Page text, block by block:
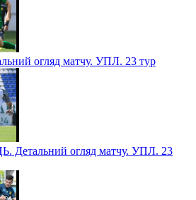
огляд матчу. УПЛ. 23 тур
огляд матчу. УПЛ. 23